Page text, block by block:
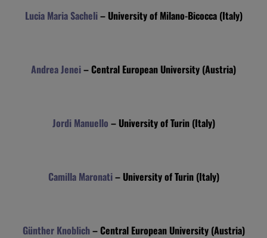
Lucia Maria Sacheli– University of Milano-Bicocca (Italy)
Andrea Jenei– Central European University (Austria)
Jordi Manuello – University of Turin (Italy)
Camilla Maronati– University of Turin (Italy)
Günther Knoblich– Central European University (Austria)